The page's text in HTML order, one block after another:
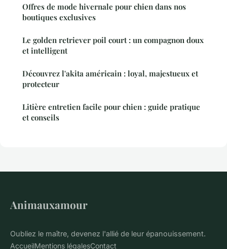
Offres de mode hivernale pour chien dans nos
boutiques exclusives
Le golden retriever poil court : un compagnon doux
et intelligent
Découvrez l'akita américain : loyal, majestueux et
protecteur
Litière entretien facile pour chien : guide pratique
et conseils
Animauxamour
Oubliez le maître, devenez l'allié de leur épanouissement.
AccueilMentions légalesContact